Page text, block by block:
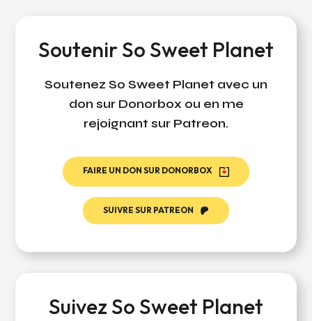
Soutenir So Sweet Planet
Soutenez So Sweet Planet avec un
don sur Donorbox ou en me
rejoignant sur Patreon.
FAIRE UN DON SUR DONORBOX
SUIVRE SUR PATREON
Suivez So Sweet Planet